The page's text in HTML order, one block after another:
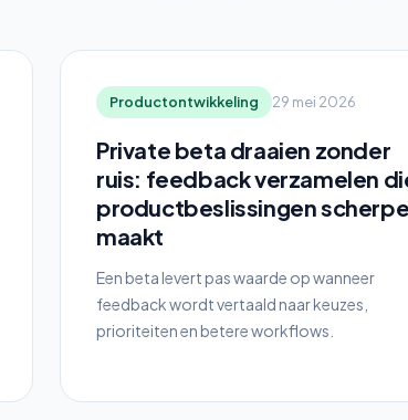
Productontwikkeling 29 mei 2026
Private beta draaien zonder
ruis: feedback verzamelen
productbeslissingen
maakt
Een beta levert pas waarde op wanneer
feedback wordt vertaald naar keuzes,
prioriteiten en betere workflows.